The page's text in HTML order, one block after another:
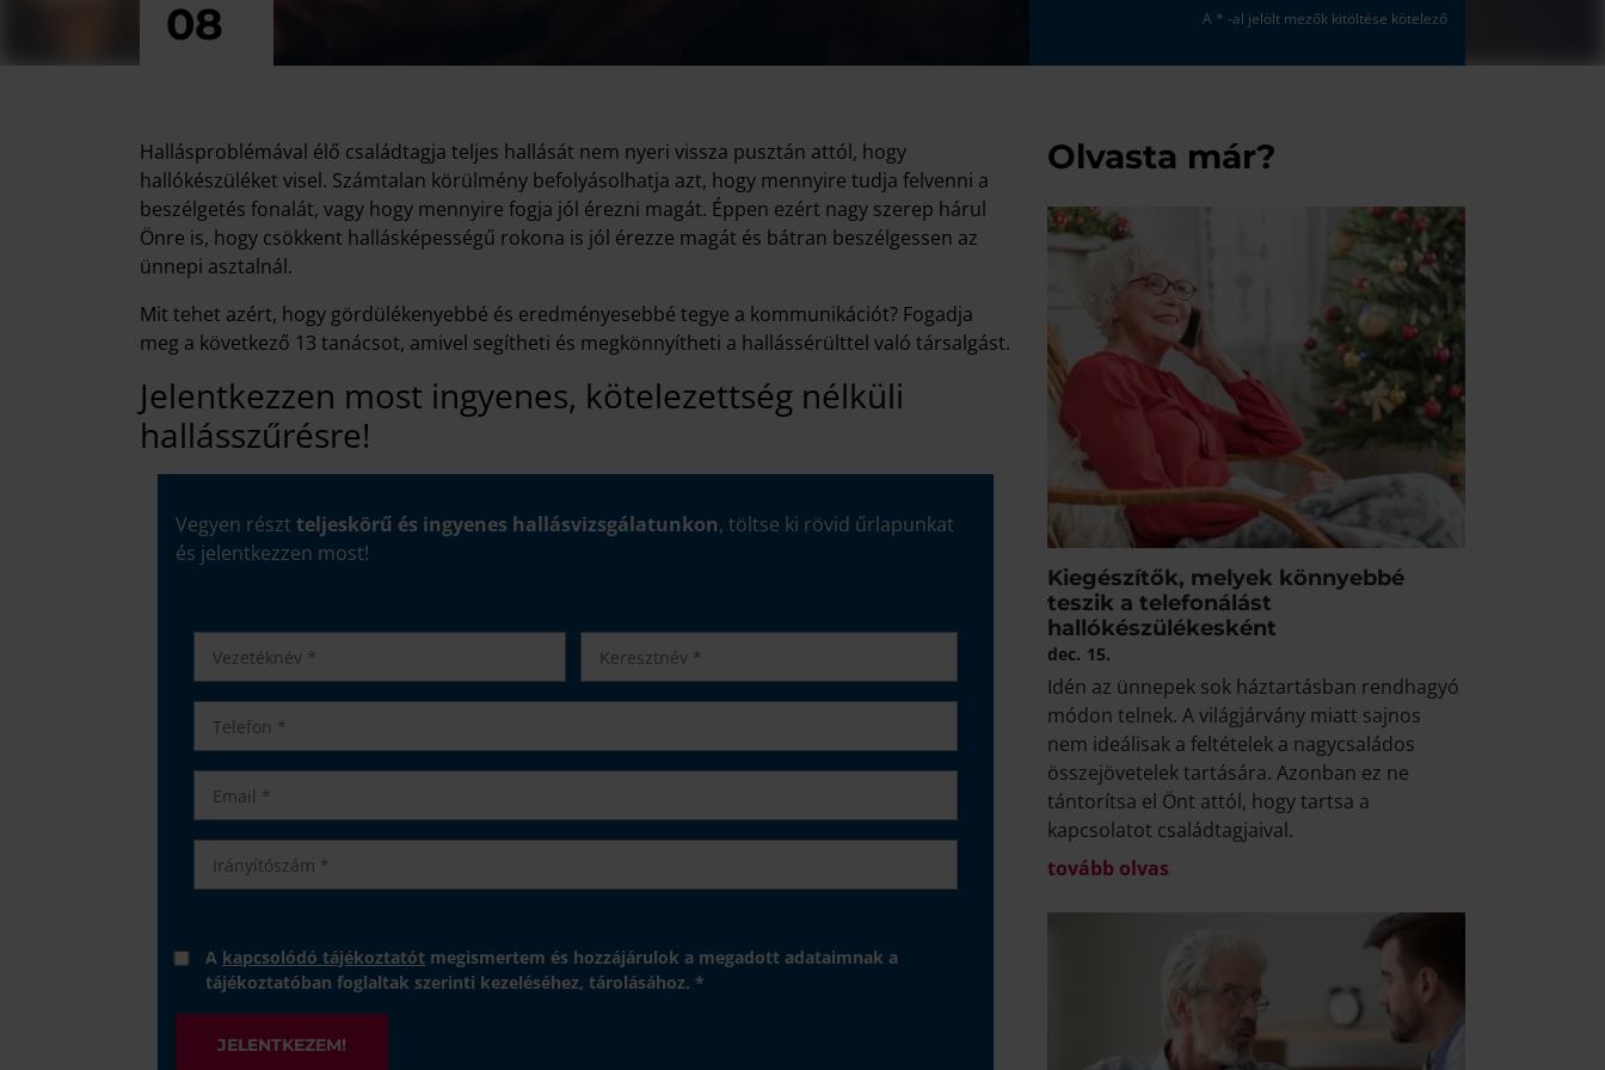
08 A * -al jelölt mezők kitöltése kötelező
Hallásproblémával élő családtagja teljes hallását nem nyeri vissza pusztán attól, hogy
hallókészüléket visel. Számtalan körülmény befolyásolhatja azt, hogy mennyire tudja felvenni a
beszélgetés fonalát, vagy hogy mennyire fogja jól érezni magát. Éppen ezért nagy szerep hárul
Önre is, hogy csökkent hallásképességű rokona is jól érezze magát és bátran beszélgessen az
ünnepi asztalnál.
Mit tehet azért, hogy gördülékenyebbé és eredményesebbé tegye a kommunikációt? Fogadja
meg a következő 13 tanácsot, amivel segítheti és megkönnyítheti a hallássérülttel való társalgást.
Jelentkezzen most ingyenes, kötelezettség nélküli
hallásszűrésre!
Vegyen részt teljeskörű és ingyenes hallásvizsgálatunkon, töltse ki rövid űrlapunkat
és jelentkezzen most!
A kapcsolódó tájékoztatót megismertem és hozzájárulok a megadott adataimnak a
tájékoztatóban foglaltak szerinti kezeléséhez, tárolásához. *
JELENTKEZEM!
Olvasta már?
Kiegészítők, melyek könnyebbé
teszik a telefonálást
hallókészülékesként
dec. 15.
Idén az ünnepek sok háztartásban rendhagyó
módon telnek. A világjárvány miatt sajnos
nem ideálisak a feltételek a nagycsaládos
összejövetelek tartására. Azonban ez ne
tántorítsa el Önt attól, hogy tartsa a
kapcsolatot családtagjaival.
tovább olvas